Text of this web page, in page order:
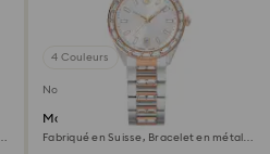
4 Couleurs
Nouveau
Montre Matrix date
Fabriqué en Suisse, Bracelet en métal,